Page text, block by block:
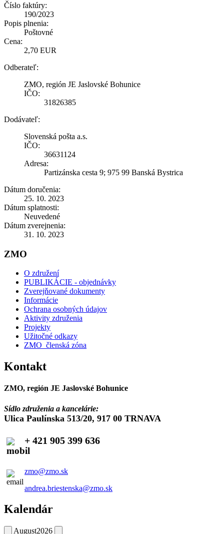
Číslo faktúry:
190/2023
Popis plnenia:
Poštovné
Cena:
2,70 EUR
Odberateľ:
ZMO, región JE Jaslovské Bohunice
IČO:
31826385
Dodávateľ:
Slovenská pošta a.s.
IČO:
36631124
Adresa:
Partizánska cesta 9; 975 99 Banská Bystrica
Dátum doručenia:
25. 10. 2023
Dátum splatnosti:
Neuvedené
Dátum zverejnenia:
31. 10. 2023
ZMO
O združení
PUBLIKÁCIE - objednávky
Zverejňované dokumenty
Informácie
Ochrana osobných údajov
Aktivity združenia
Projekty
Užitočné odkazy
ZMO_členská zóna
Kontakt
ZMO, región JE Jaslovské Bohunice
Sídlo združenia a kancelárie:
Ulica Paulínska 513/20, 917 00 TRNAVA
+ 421 905 399 636
zmo@zmo.sk
andrea.briestenska@zmo.sk
Kalendár
August2026